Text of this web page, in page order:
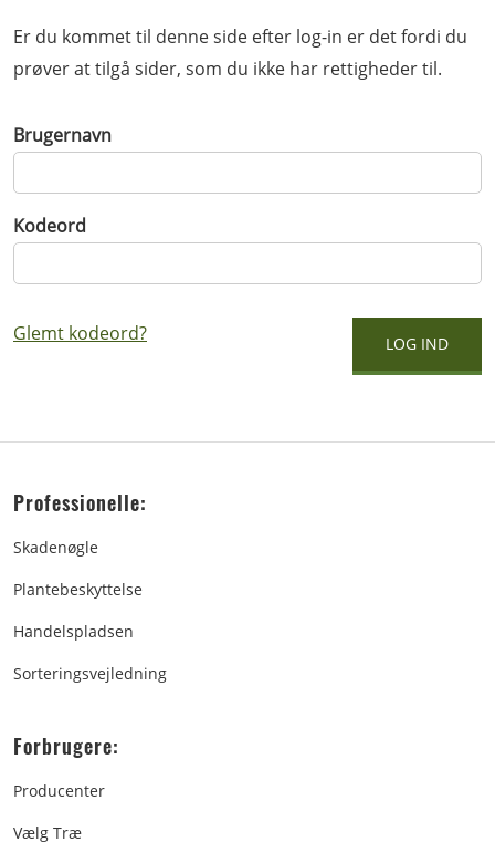
Er du kommet til denne side efter log-in er det fordi du
prøver at tilgå sider, som du ikke har rettigheder til.
Brugernavn
Kodeord
Glemt kodeord?
Professionelle:
Skadenøgle
Plantebeskyttelse
Handelspladsen
Sorteringsvejledning
Forbrugere:
Producenter
Vælg Træ